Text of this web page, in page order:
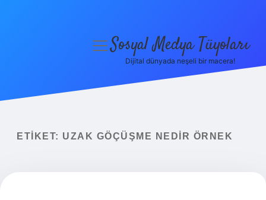
Yasal Uyarı
menüyüSosyal Medya Tüyoları
Dijital dünyada neşeli bir macera!
ETIKET: UZAK GÖÇÜŞME NEDIR ÖRNEK